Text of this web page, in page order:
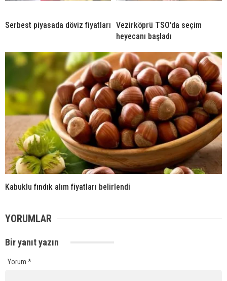
Serbest piyasada döviz fiyatları Vezirköprü TSO’da seçim
heyecanı başladı
Kabuklu fındık alım fiyatları belirlendi
YORUMLAR
Bir yanıt yazın
Yorum *